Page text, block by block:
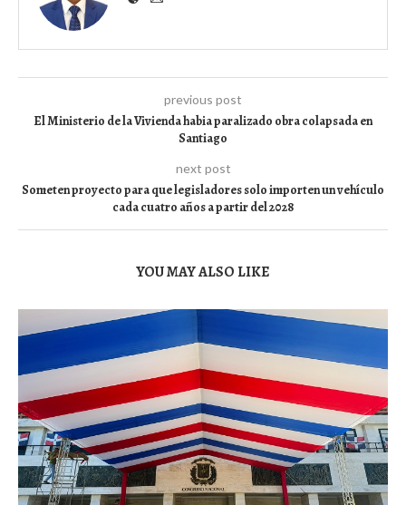
previous post
El Ministerio de la Vivienda habia paralizado obra colapsada en
Santiago
next post
Someten proyecto para que legisladores solo importen un vehículo
cada cuatro años a partir del 2028
YOU MAY ALSO LIKE